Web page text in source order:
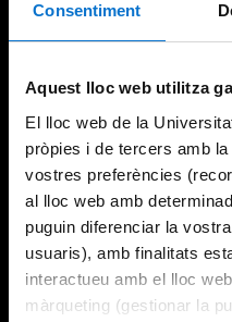
Consentiment
Aquest lloc web utilitza
El lloc web de la
pròpies i de tercers amb
vostres preferències
al lloc web amb
puguin diferenciar la
usuaris), amb finalitats
interactueu amb el lloc
màrqueting (gestionar la